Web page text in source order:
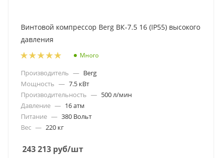
Винтовой компрессор Berg ВК-7.5 16 (IP55) высокого
давления
Много
Производитель — Berg
Мощность — 7.5 кВт
Производительность — 500 л/мин
Давление — 16 атм
Питание — 380 Вольт
Вес — 220 кг
243 213 руб/шт